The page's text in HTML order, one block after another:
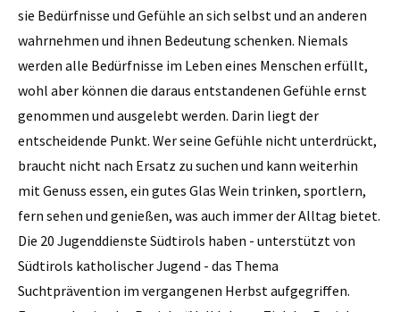
sie Bedürfnisse und Gefühle an sich selbst und an anderen
wahrnehmen und ihnen Bedeutung schenken. Niemals
werden alle Bedürfnisse im Leben eines Menschen erfüllt,
wohl aber können die daraus entstandenen Gefühle ernst
genommen und ausgelebt werden. Darin liegt der
entscheidende Punkt. Wer seine Gefühle nicht unterdrückt,
braucht nicht nach Ersatz zu suchen und kann weiterhin
mit Genuss essen, ein gutes Glas Wein trinken, sportlern,
fern sehen und genießen, was auch immer der Alltag bietet.
Die 20 Jugenddienste Südtirols haben - unterstützt von
Südtirols katholischer Jugend - das Thema
Suchtprävention im vergangenen Herbst aufgegriffen.